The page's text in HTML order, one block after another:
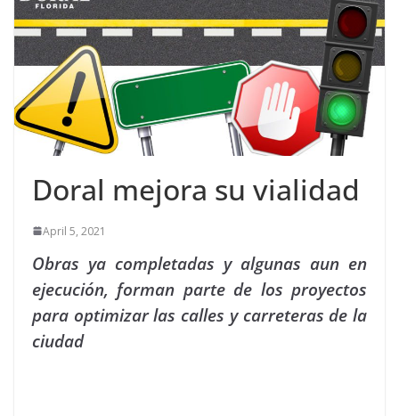
Doral mejora su vialidad
April 5, 2021
Obras ya completadas y algunas aun en
ejecución, forman parte de los proyectos
para optimizar las calles y carreteras de la
ciudad